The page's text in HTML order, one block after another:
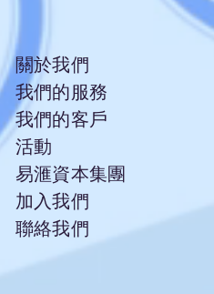
關於我們
我們的服務
我們的客戶
活動
​易滙資本集團
加入我們
聯絡我們